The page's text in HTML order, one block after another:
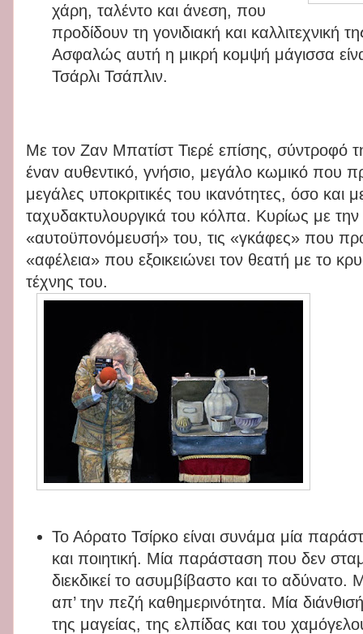
χάρη, ταλέντο και άνεση, που
προδίδουν τη γονιδιακή και καλλιτεχνική
Ασφαλώς αυτή η μικρή κομψή μάγισσα
Τσάρλι Τσάπλιν.
Με τον Ζαν Μπατίστ Τιερέ επίσης, σύντροφό
έναν αυθεντικό, γνήσιο, μεγάλο κωμικό που
μεγάλες υποκριτικές του ικανότητες, όσο και
ταχυδακτυλουργικά του κόλπα. Κυρίως με την
«αυτοϋπονόμευσή» του, τις «γκάφες» που
«αφέλεια» που εξοικειώνει τον θεατή με το
τέχνης του.
Το Αόρατο Τσίρκο είναι συνάμα μία
και ποιητική. Μία παράσταση που δεν
διεκδικεί το ασυμβίβαστο και το
απ’ την πεζή καθημερινότητα. Μία
της μαγείας, της ελπίδας και του